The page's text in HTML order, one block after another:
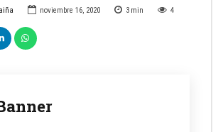
noviembre 16, 2020 3 min 4